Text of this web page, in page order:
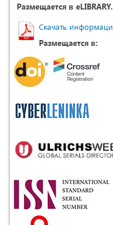
Размещается в
Скачать
Размещается в: